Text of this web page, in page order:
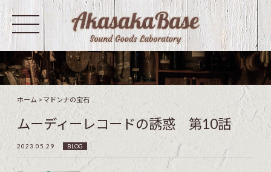
ホーム > マドンナの宝石
ムーディーレコードの誘惑 第10話
2023.05.29 BLOG